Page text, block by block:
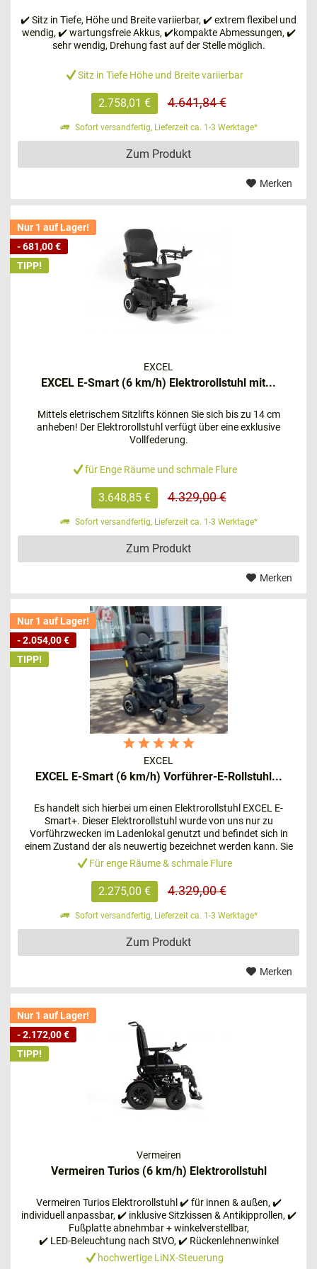
Rollstuhl mit Elektromotor – unsere
Empfehlungen!
vorstellen, um Ihnen die Entscheidung für Ihren
zukünftigen Elektrorollstuhl zu erleichtern.
Folgende Elektrorollstuhl Hersteller haben sich
besonders bewährt:
INVACARE
PREMIOMOBIL
Trendmobil
elektrorollstuhl
DerSHOPRIDER Compactist darauf ausgelegt, Sie in
Ihrem Alltag zu unterstützen. Dieser elektrische Rollstuhl
einstellbaren Sitz prima im Auto mitführen lässt.
Obendrein ist er sehr wendig und eignet sich deshalb
optimal für den Innenbereich.
SHOPRIDER Compacterreichen Sie eine
Geschwindigkeit von bis zu6 km/h. Sie benötigen einen
kleinen elektrischen Rollstuhl für die Wohnung? Mit
diesem Modell können Sie auch in engen Räumen
manövrieren. Marktgerechte Türen bieten kein Hindernis,
SHOPRIDER-Elektrorollstuhl
hindurch.
Die Bedienung gelingt ganz einfach mit dem Joystick-
Modul an den Armlehnen. Eineautomatische
Magnetbremse sorgt für die nötige Sicherheit. Besonders
nützlich ist die Anzeige zum Batteriestand. Aber keine
Sorge, mit diesem Modell kommen sie bis zu 16 km weit.
Ein besonderes Plus: Kurze Strecken können Sie auch im
Außenbereich mit dem SHOPRIDER-Elektrorollstuhl
zurücklegen.
Außenfahrer – dieses Modell hat sich
https://www.mc-seniorenprodukte.de/invacare-bora-
elektrorollstuhl
Eigentlich lässt sich dieses Modell nur schwer einordnen,
da es im Grunde genommen einAllroundtalentdarstellt.
Mit dem ElektrorollstuhlINVACARE Borakönnen Sie
sowohl drinnen als auch draußen unterwegs sein. Im
✔️ Sitz in Tiefe, Höhe und Breite variierbar, ✔️ extrem flexibel und
wendig, ✔️ wartungsfreie Akkus, ✔️kompakte Abmessungen, ✔️
sehr wendig, Drehung fast auf der Stelle möglich.
Sitz in Tiefe Höhe und Breite variierbar
2.758,01 € 4.641,84 €
Sofort versandfertig, Lieferzeit ca. 1-3 Werktage*
Zum Produkt
Merken
Nur 1 auf Lager!
- 681,00 €
TIPP!
EXCEL
EXCEL E-Smart (6 km/h) Elektrorollstuhl mit...
Mittels eletrischem Sitzlifts können Sie sich bis zu 14 cm
anheben! Der Elektrorollstuhl verfügt über eine exklusive
Vollfederung.
für Enge Räume und schmale Flure
3.648,85 € 4.329,00 €
Sofort versandfertig, Lieferzeit ca. 1-3 Werktage*
Zum Produkt
Merken
Nur 1 auf Lager!
- 2.054,00 €
TIPP!
EXCEL
EXCEL E-Smart (6 km/h) Vorführer-E-Rollstuhl...
Es handelt sich hierbei um einen Elektrorollstuhl EXCEL E-
Smart+. Dieser Elektrorollstuhl wurde von uns nur zu
Vorführzwecken im Ladenlokal genutzt und befindet sich in
einem Zustand der als neuwertig bezeichnet werden kann. Sie
erhalten 12 Monate Gewährleistung ab Kaufdatum.
Für enge Räume & schmale Flure
2.275,00 € 4.329,00 €
Sofort versandfertig, Lieferzeit ca. 1-3 Werktage*
Zum Produkt
Merken
Nur 1 auf Lager!
- 2.172,00 €
TIPP!
Vermeiren
Vermeiren Turios (6 km/h) Elektrorollstuhl
Vermeiren Turios Elektrorollstuhl ✔️ für innen & außen, ✔️
individuell anpassbar, ✔️ inklusive Sitzkissen & Antikipprollen, ✔️
Fußplatte abnehmbar + winkelverstellbar,
✔️ LED-Beleuchtung nach StVO, ✔️ Rückenlehnenwinkel
verstellbar u.v.m.
hochwertige LiNX-Steuerung